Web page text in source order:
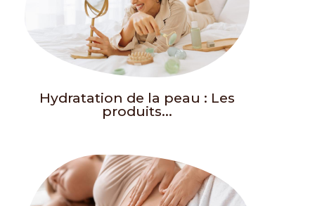
Hydratation de la peau : Les
produits...